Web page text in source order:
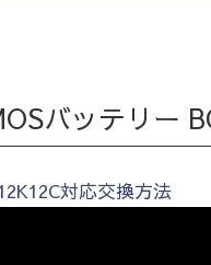
バッテリー
対応交換方法